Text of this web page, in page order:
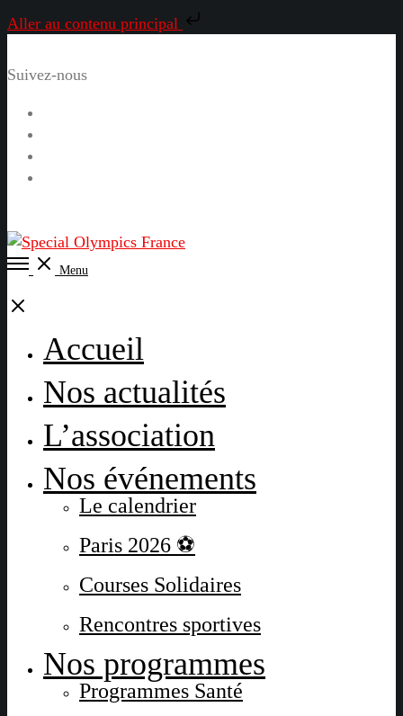
Aller au contenu principal
Suivez-nous
Open
Menu
Close
Accueil
Nos actualités
L’association
Nos événements
Le calendrier
Paris 2026 ⚽
Courses Solidaires
Rencontres sportives
Nos programmes
Programmes Santé